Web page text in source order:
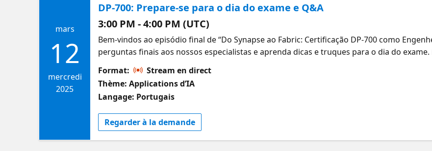
mars
12
mercredi
2025
DP-700: Prepare-se para o dia do exame e Q&A
3:00 PM - 4:00 PM (UTC)
Bem-vindos ao episódio final de “Do Synapse ao Fabric: Certificação DP-700 como
perguntas finais aos nossos especialistas e aprenda dicas e truques para o dia do
Format:
Stream en direct
Thème: Applications d’IA
Langage: Portugais
Regarder à la demande